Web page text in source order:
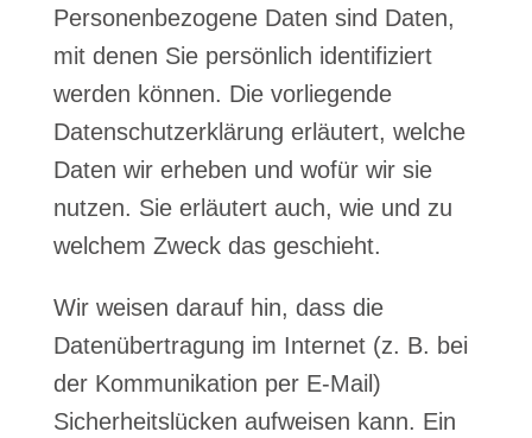
Personenbezogene Daten sind Daten,
mit denen Sie persönlich identifiziert
werden können. Die vorliegende
Datenschutzerklärung erläutert, welche
Daten wir erheben und wofür wir sie
nutzen. Sie erläutert auch, wie und zu
welchem Zweck das geschieht.
Wir weisen darauf hin, dass die
Datenübertragung im Internet (z. B. bei
der Kommunikation per E-Mail)
Sicherheitslücken aufweisen kann. Ein